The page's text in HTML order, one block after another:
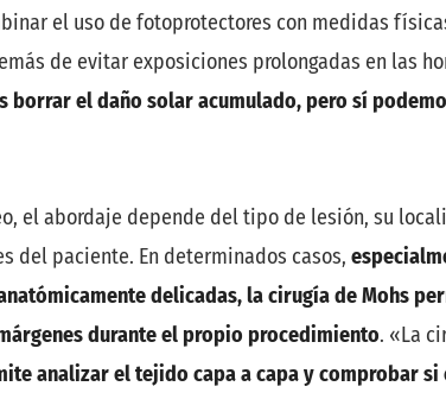
el uso de fotoprotectores con medidas
de evitar exposiciones prolongadas en las
borrar el daño solar acumulado, pero sí
el abordaje depende del tipo de lesión, su
del paciente. En determinados casos,
delicadas, la cirugía de Mohs
durante el propio procedimiento. «La
analizar el tejido capa a capa y comprobar